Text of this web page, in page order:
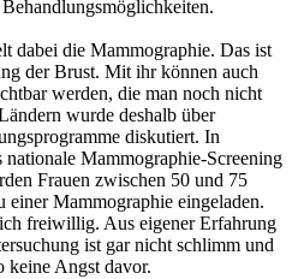
dabei die Mammographie. Das ist
der Brust. Mit ihr können auch
werden, die man noch nicht
wurde deshalb über
diskutiert. In
nationale Mammographie-Screening
Frauen zwischen 50 und 75
einer Mammographie eingeladen.
freiwillig. Aus eigener Erfahrung
ist gar nicht schlimm und
keine Angst davor.